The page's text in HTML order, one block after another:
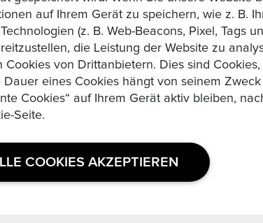
A DM-EUR UMRECHNER
die 5% Epoxa Bearbeitungsgebühren bereits abgezogen
auf Ihrem Gerät zu speichern, wie z. B.
(z. B. Web-Beacons, Pixel, Tags
die Leistung der Website zu
von Drittanbietern. Dies sind
eines Cookies hängt von seinem Zweck
Cookies“ auf Ihrem Gerät aktiv bleiben,
Seite.
COOKIES AKZEPTIEREN